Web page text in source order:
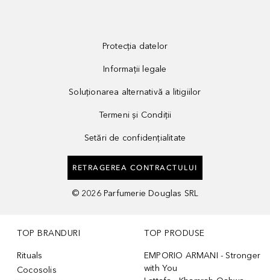
Protecția datelor
Informații legale
Soluționarea alternativă a litigiilor
Termeni și Condiții
Setări de confidențialitate
RETRAGEREA CONTRACTULUI
© 2026 Parfumerie Douglas SRL
TOP BRANDURI
Rituals
Cocosolis
TOP PRODUSE
EMPORIO ARMANI - Stronger
with You